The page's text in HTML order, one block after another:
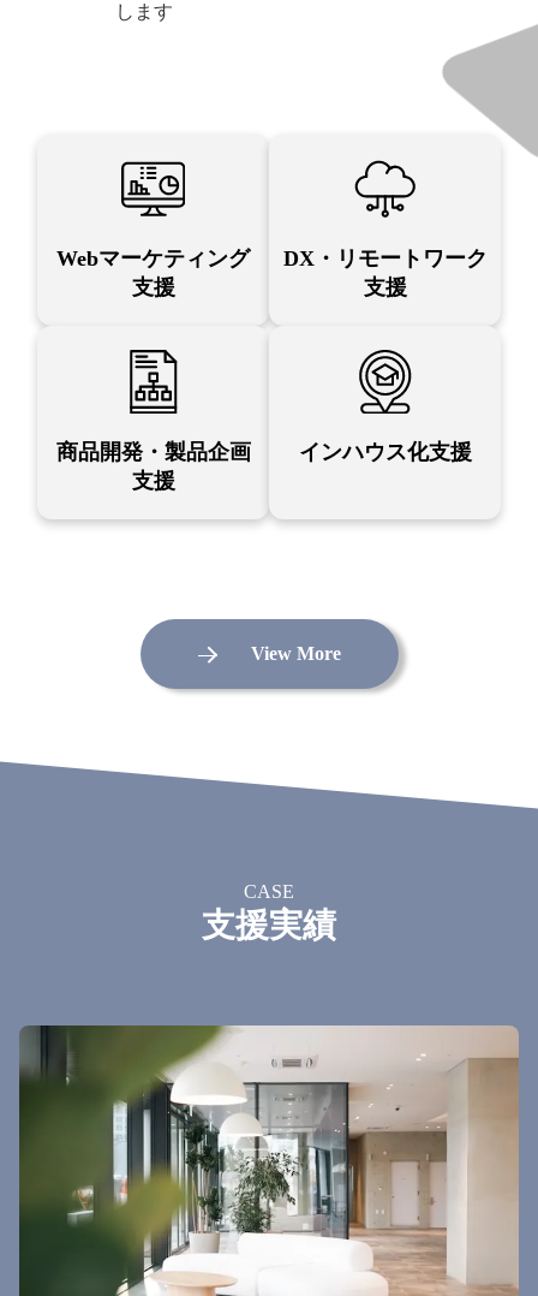
します
Webマーケティング
支援
DX・リモートワーク
支援
商品開発・製品企画
支援
インハウス化支援
View More
CASE
支援実績